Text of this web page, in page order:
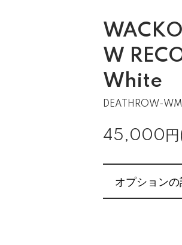
W
White
DEATHROW-
45,000円
オプション